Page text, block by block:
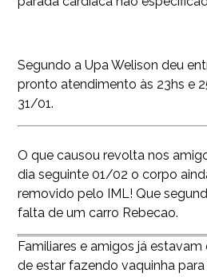
Segundo a Upa Welison deu
pronto atendimento às 23hs e
31/01.
O que causou revolta nos
dia seguinte 01/02 o corpo
removido pelo IML! Que
falta de um carro Rebecao.
Familiares e amigos já
de estar fazendo vaquinha